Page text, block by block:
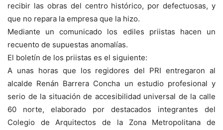
recibir las obras del centro histórico, por defectuosas, y
que no repara la empresa que la hizo.
Mediante un comunicado los ediles priistas hacen un
recuento de supuestas anomalías.
El boletín de los priistas es el siguiente:
A unas horas que los regidores del PRI entregaron al
alcalde Renán Barrera Concha un estudio profesional y
serio de la situación de accesibilidad universal de la calle
60 norte, elaborado por destacados integrantes del
Colegio de Arquitectos de la Zona Metropolitana de